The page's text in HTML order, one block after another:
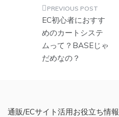
投
稿
ナ
ビ
シ
EC初心者におすす
めのカートシステ
ムって？BASEじゃ
だめなの？
通販/ECサイト活用お役立ち情報